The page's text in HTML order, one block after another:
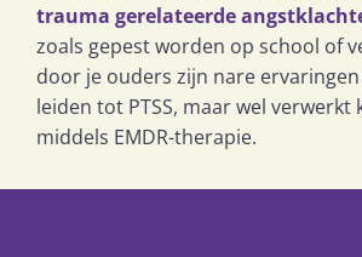
trauma gerelateerde
zoals gepest worden op school of
door je ouders zijn nare
leiden tot PTSS, maar wel
middels EMDR-therapie.